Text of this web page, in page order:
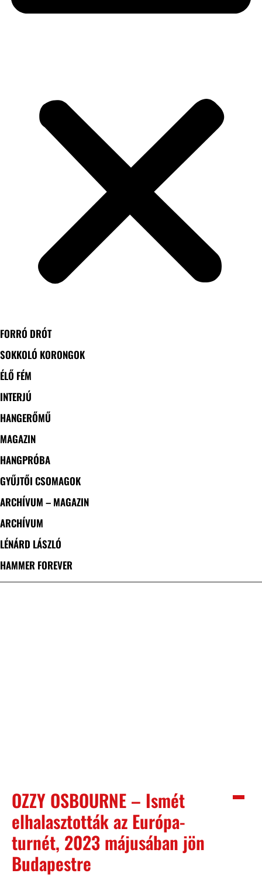
FORRÓ DRÓT
SOKKOLÓ KORONGOK
ÉLŐ FÉM
INTERJÚ
HANGERŐMŰ
MAGAZIN
HANGPRÓBA
GYŰJTŐI CSOMAGOK
ARCHÍVUM – MAGAZIN
ARCHÍVUM
LÉNÁRD LÁSZLÓ
HAMMER FOREVER
OZZY OSBOURNE – Ismét
elhalasztották az Európa-
turnét, 2023 májusában jön
Budapestre